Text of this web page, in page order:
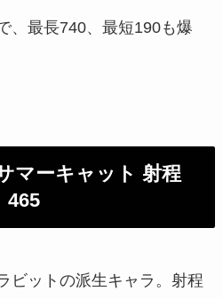
、最長740、最短190も爆
マーキャット 射程
465
ビットの派生キャラ。射程